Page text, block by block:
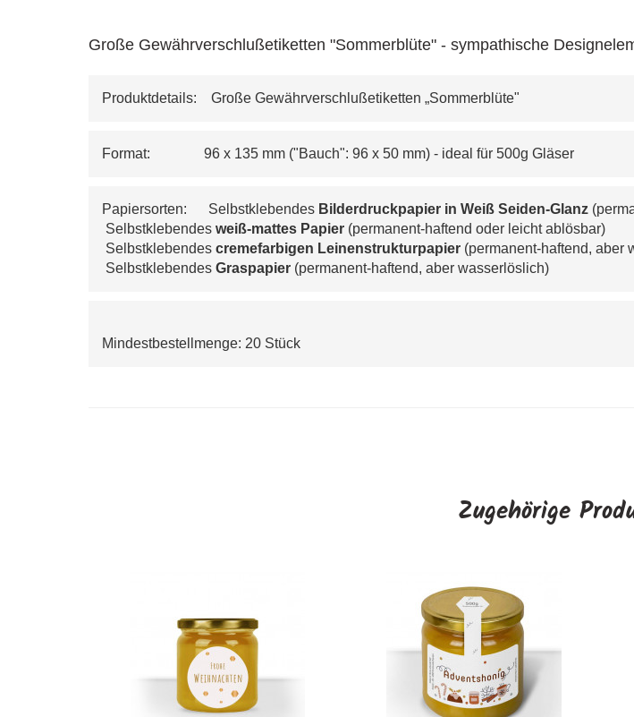
Große Gewährverschlußetiketten "Sommerblüte" - sympathische
Produktdetails:    Große Gewährverschlußetiketten „Sommerblüte"
Format:               96 x 135 mm ("Bauch": 96 x 50 mm) - ideal für 500g Gläser
Papiersorten:      Selbstklebendes Bilderdruckpapier in Weiß Seiden-Glanz
Selbstklebendes weiß-mattes Papier (permanent-haftend oder leicht ablösbar)
Selbstklebendes cremefarbigen Leinenstrukturpapier (permanent-haftend, aber
Selbstklebendes Graspapier (permanent-haftend, aber wasserlöslich)
Mindestbestellmenge: 20 Stück
Zugehörige